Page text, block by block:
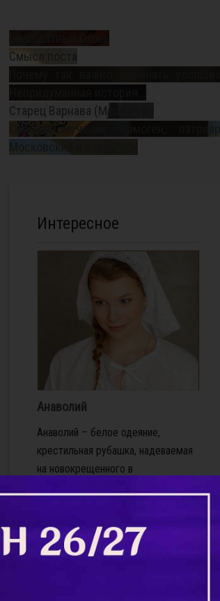
Смысл поста
Старец Варнава (Меркулов)
Священномученик Ермоген, патриарх
Интересное
Анаволий
Анаволий – белое одеяние,
крестильная рубашка, надеваемая
на новокрещенного в
Божественной благодатью. В
древности принявшие Крещение не
снимали ано...